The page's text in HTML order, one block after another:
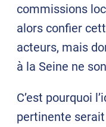
commissions
alors confier
acteurs, mais
à la Seine ne
C’est pourquoi
pertinente